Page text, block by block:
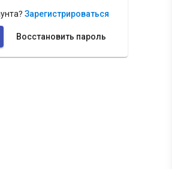
Зарегистрироваться
Восстановить пароль